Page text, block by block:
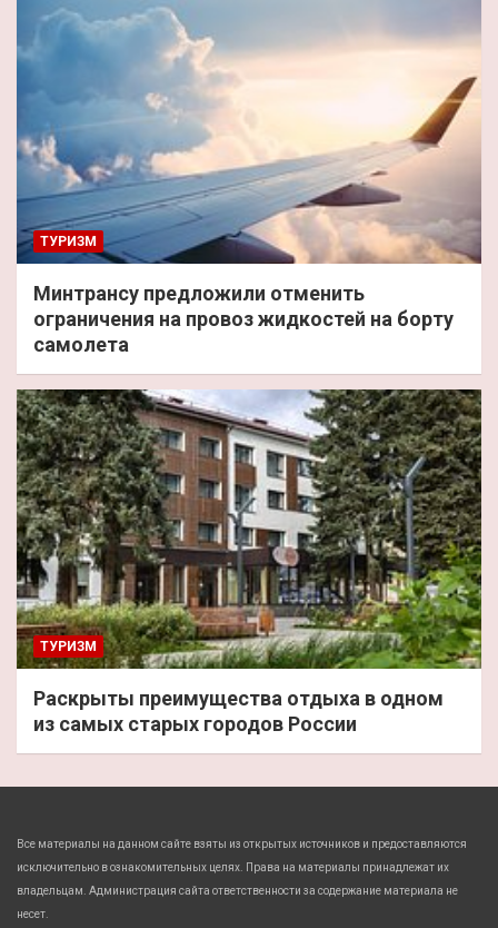
ТУРИЗМ
Минтрансу предложили отменить
ограничения на провоз жидкостей на борту
самолета
ТУРИЗМ
Раскрыты преимущества отдыха в одном
из самых старых городов России
Все материалы на данном сайте взяты из открытых источников и предоставляются
исключительно в ознакомительных целях. Права на материалы принадлежат их
владельцам. Администрация сайта ответственности за содержание материала не
несет.